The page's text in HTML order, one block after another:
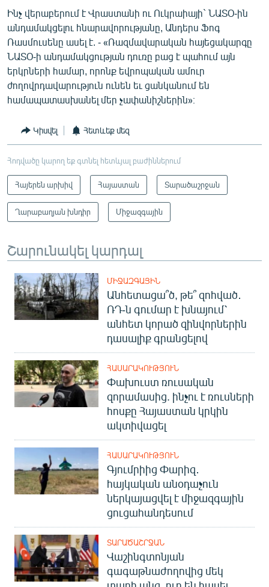
Ինչ վերաբերում է Վրաստանի ու Ուկրաիայի` ՆԱՏՕ-ին
անդամակցելու հնարավորությանը, Անդերս Ֆոգ
Ռասմուսենը ասել է. - «Ռազմավարական հայեցակարգը
ՆԱՏՕ-ի անդամակցության դուռը բաց է պահում այն
երկրների համար, որոնք եվրոպական ամուր
ժողովրդավարություն ունեն եւ ցանկանում են
համապատասխանել մեր չափանիշներին»։
Կիսվել Հետևեք մեզ
Հոդվածը կարող եք գտնել հետևյալ բաժիններում
Հայերեն արխիվ Հայաստան Տարածաշրջան
Ղարաբաղյան խնդիր Միջազգային
Շարունակել կարդալ
ՄԻՋԱԶԳԱՅԻՆ
Անհետացա՞ծ, թե՞ զոհված․
ՌԴ-ն գումար է խնայում՝
անհետ կորած զինվորներին
դասալիք գրանցելով
ՀԱՍԱՐԱԿՈՒԹՅՈՒՆ
Փախուստ ռուսական
զորամասից. ինչու է ռուսների
հոսքը Հայաստան կրկին
ակտիվացել
ՀԱՍԱՐԱԿՈՒԹՅՈՒՆ
Գյումրիից Փարիզ․
հայկական անօդաչուն
ներկայացվել է միջազգային
ցուցահանդեսում
ՏԱՐԱԾԱՇՐՋԱՆ
Վաշինգտոնյան
գագաթնաժողովից մեկ